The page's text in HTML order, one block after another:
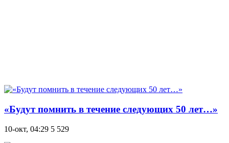
«Будут помнить в течение следующих 50 лет…»
10-окт, 04:29 5 529